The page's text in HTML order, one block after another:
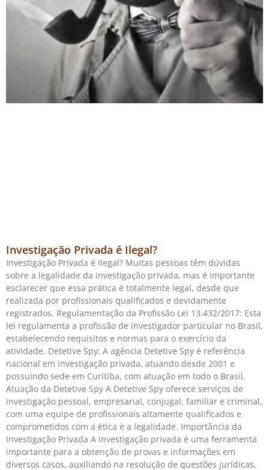
Investigação Privada é Ilegal?
Investigação Privada é Ilegal? Muitas pessoas têm dúvidas
sobre a legalidade da investigação privada, mas é importante
esclarecer que essa prática é totalmente legal, desde que
realizada por profissionais qualificados e devidamente
registrados. Regulamentação da Profissão Lei 13.432/2017: Esta
lei regulamenta a profissão de investigador particular no Brasil,
estabelecendo requisitos e normas para o exercício da
atividade. Detetive Spy: A agência Detetive Spy é referência
nacional em investigação privada, atuando desde 2001 e
possuindo sede em Curitiba, com atuação em todo o Brasil.
Atuação da Detetive Spy A Detetive Spy oferece serviços de
investigação pessoal, empresarial, conjugal, familiar e criminal,
com uma equipe de profissionais altamente qualificados e
comprometidos com a ética e a legalidade. Importância da
Investigação Privada A investigação privada é uma ferramenta
importante para a obtenção de provas e informações em
diversos casos, auxiliando na resolução de questões jurídicas,